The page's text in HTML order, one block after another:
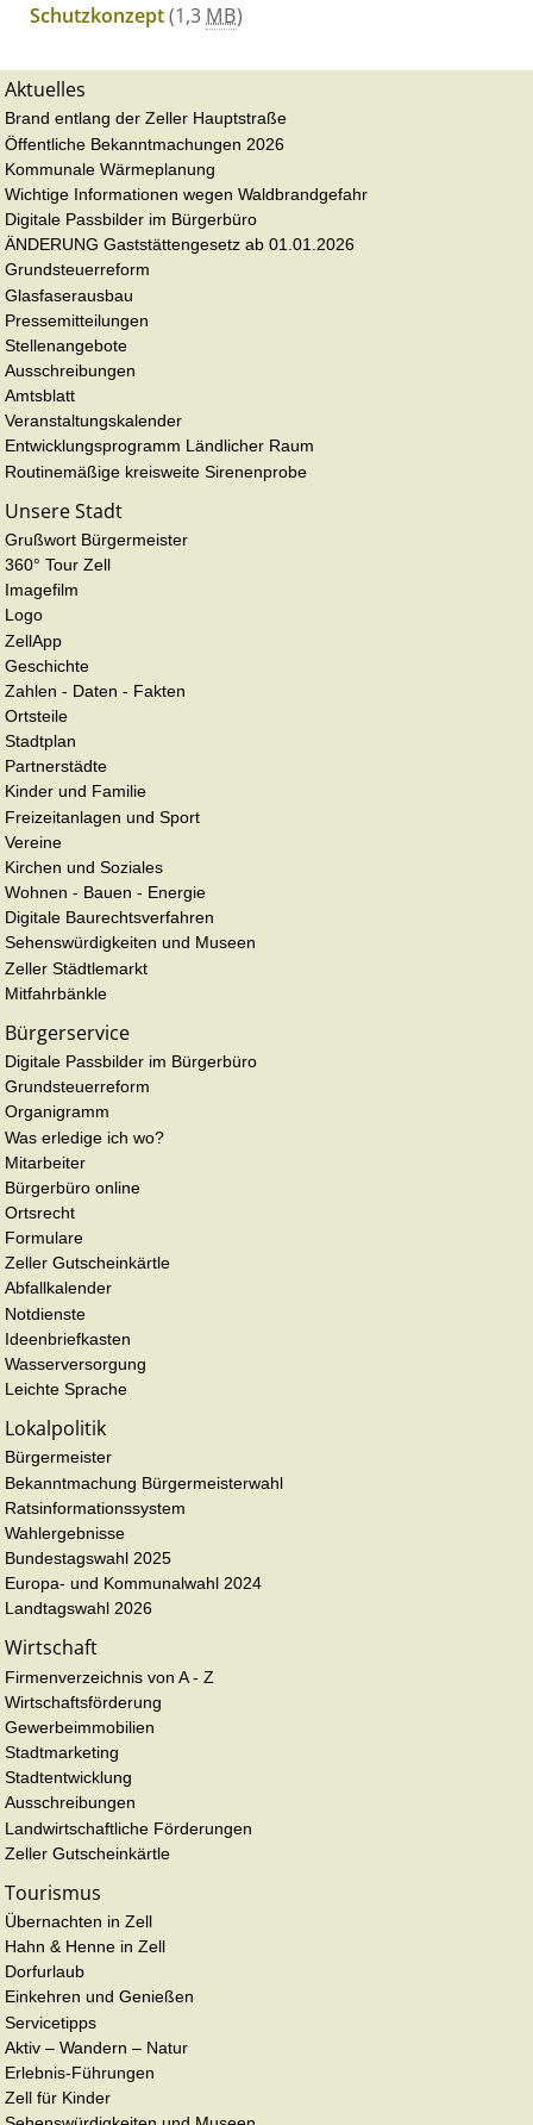
Schutzkonzept(1,3 MB)
Aktuelles
Brand entlang der Zeller Hauptstraße
Öffentliche Bekanntmachungen 2026
Kommunale Wärmeplanung
Wichtige Informationen wegen Waldbrandgefahr
Digitale Passbilder im Bürgerbüro
ÄNDERUNG Gaststättengesetz ab 01.01.2026
Grundsteuerreform
Glasfaserausbau
Pressemitteilungen
Stellenangebote
Ausschreibungen
Amtsblatt
Veranstaltungskalender
Entwicklungsprogramm Ländlicher Raum
Routinemäßige kreisweite Sirenenprobe
Unsere Stadt
Grußwort Bürgermeister
360° Tour Zell
Imagefilm
Logo
ZellApp
Geschichte
Zahlen - Daten - Fakten
Ortsteile
Stadtplan
Partnerstädte
Kinder und Familie
Freizeitanlagen und Sport
Vereine
Kirchen und Soziales
Wohnen - Bauen - Energie
Digitale Baurechtsverfahren
Sehenswürdigkeiten und Museen
Zeller Städtlemarkt
Mitfahrbänkle
Bürgerservice
Digitale Passbilder im Bürgerbüro
Grundsteuerreform
Organigramm
Was erledige ich wo?
Mitarbeiter
Bürgerbüro online
Ortsrecht
Formulare
Zeller Gutscheinkärtle
Abfallkalender
Notdienste
Ideenbriefkasten
Wasserversorgung
Leichte Sprache
Lokalpolitik
Bürgermeister
Bekanntmachung Bürgermeisterwahl
Ratsinformationssystem
Wahlergebnisse
Bundestagswahl 2025
Europa- und Kommunalwahl 2024
Landtagswahl 2026
Wirtschaft
Firmenverzeichnis von A - Z
Wirtschaftsförderung
Gewerbeimmobilien
Stadtmarketing
Stadtentwicklung
Ausschreibungen
Landwirtschaftliche Förderungen
Zeller Gutscheinkärtle
Tourismus
Übernachten in Zell
Hahn & Henne in Zell
Dorfurlaub
Einkehren und Genießen
Servicetipps
Aktiv – Wandern – Natur
Erlebnis-Führungen
Zell für Kinder